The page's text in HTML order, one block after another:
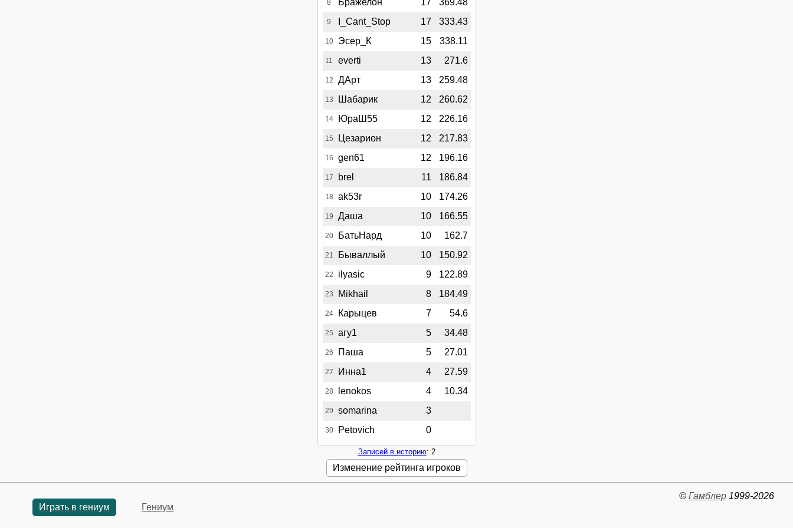
8 Бражелон 17 369.48
9 I_Cant_Stop 17 333.43
10 Эсер_К 15 338.11
11 everti 13 271.6
12 ДАрт 13 259.48
13 Шабарик 12 260.62
14 ЮраШ55 12 226.16
15 Цезарион 12 217.83
16 gen61 12 196.16
17 brel 11 186.84
18 ak53r 10 174.26
19 Даша 10 166.55
20 БатьНард 10 162.7
21 Бываллый 10 150.92
22 ilyasic 9 122.89
23 Mikhail 8 184.49
24 Карыцев 7 54.6
25 агу1 5 34.48
26 Паша 5 27.01
27 Инна1 4 27.59
28 lenokos 4 10.34
29 somarina 3
30 Petovich 0
Записей в историю: 2
Изменение рейтинга игроков
Играть в гениум Гениум
©Гамблер 1999-2026